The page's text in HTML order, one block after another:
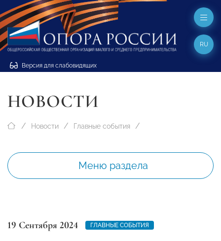
Версия для слабовидящих
RU
НОВОСТИ
Новости Главные события
Меню раздела
19 Сентября 2024 ГЛАВНЫЕ СОБЫТИЯ